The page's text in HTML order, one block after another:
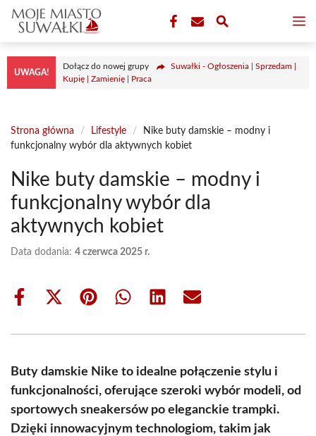
Przejdź
treści
UWAGA!
Dołącz do nowej grupy
Suwałki - Ogłoszenia | Sprzedam |
Kupię | Zamienię | Praca
Strona główna / Lifestyle /
Nike buty damskie – modny i
funkcjonalny wybór dla aktywnych kobiet
Nike buty damskie – modny i
funkcjonalny wybór dla
aktywnych kobiet
Data dodania: 4 czerwca 2025 r.
Share
Share
(Twitter)
Share Share Share Share
Buty damskie Nike to idealne połączenie stylu i
funkcjonalności, oferujące szeroki wybór modeli, od
sportowych sneakersów po eleganckie trampki.
Dzięki innowacyjnym technologiom, takim jak